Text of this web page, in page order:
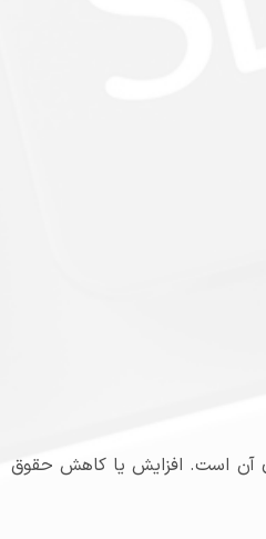
آن است. افزایش یا کاهش حقوق